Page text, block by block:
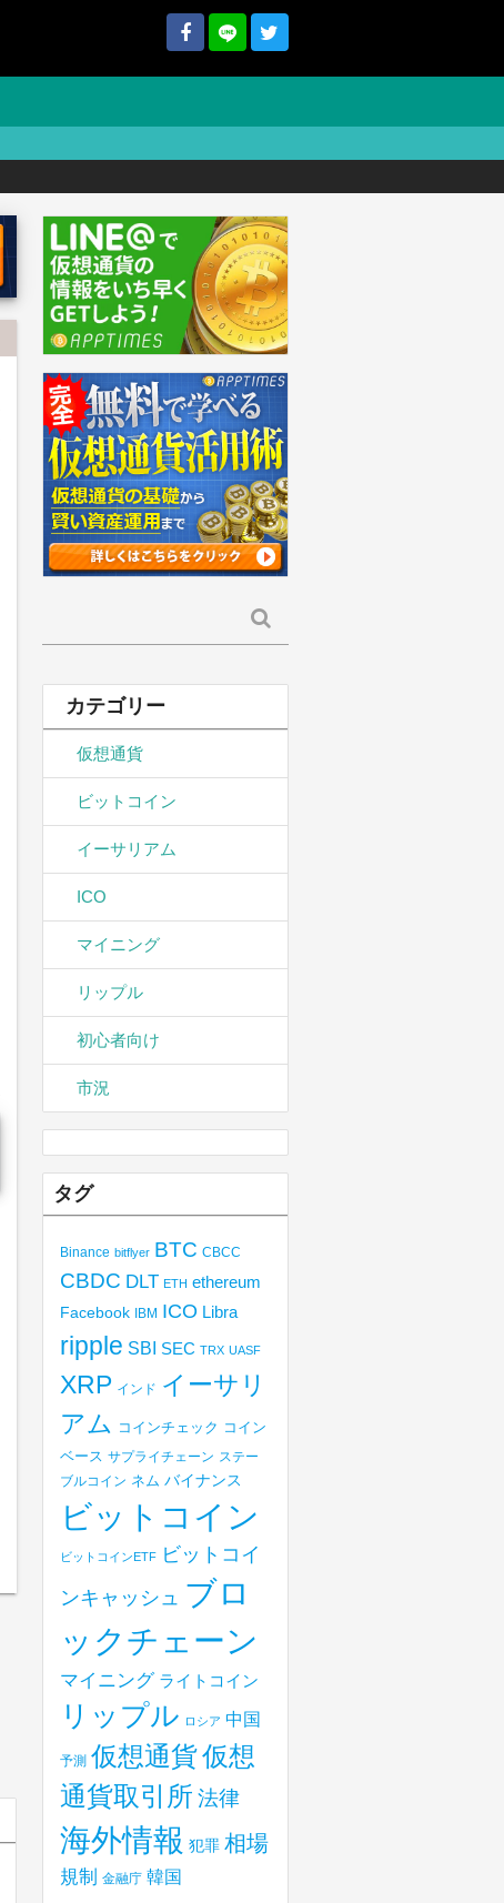
索:
カテゴリー
仮想通貨
ビットコイン
イーサリアム
ICO
マイニング
リップル
初心者向け
市況
タグ
Binance bitflyer BTC CBCC
CBDC DLT ETH ethereum
Facebook IBM ICO Libra
ripple SBI SEC TRX UASF
XRP インド イーサリ
アム コインチェック コイン
ベース サプライチェーン ステー
ブルコイン ネム バイナンス
ビットコイン
ビットコインETF
ビットコイ
ンキャッシュ ブロ
ックチェーン
マイニング ライトコイン
リップル ロシア 中国
予測 仮想通貨仮想
通貨取引所 法律
海外情報 犯罪 相場
規制 金融庁 韓国